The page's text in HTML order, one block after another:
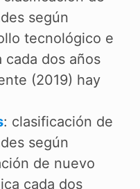
según
tecnológico e
dos años
(2019) hay
: clasificación de
según
de nuevo
cada dos